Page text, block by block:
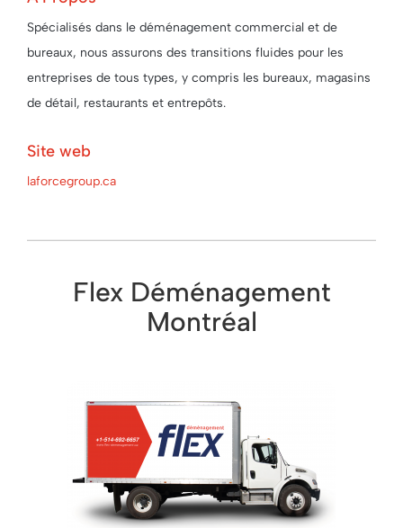
Spécialisés dans le déménagement commercial et de
bureaux, nous assurons des transitions fluides pour les
entreprises de tous types, y compris les bureaux, magasins
de détail, restaurants et entrepôts.
Site web
laforcegroup.ca
Flex Déménagement
Montréal